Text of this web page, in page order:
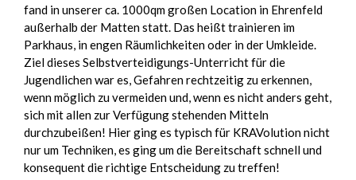
fand in unserer ca. 1000qm großen Location in Ehrenfeld
außerhalb der Matten statt. Das heißt trainieren im
Parkhaus, in engen Räumlichkeiten oder in der Umkleide.
Ziel dieses Selbstverteidigungs-Unterricht für die
Jugendlichen war es, Gefahren rechtzeitig zu erkennen,
wenn möglich zu vermeiden und, wenn es nicht anders geht,
sich mit allen zur Verfügung stehenden Mitteln
durchzubeißen! Hier ging es typisch für KRAVolution nicht
nur um Techniken, es ging um die Bereitschaft schnell und
konsequent die richtige Entscheidung zu treffen!